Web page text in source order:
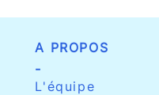
A PROPOS
-
L'équipe